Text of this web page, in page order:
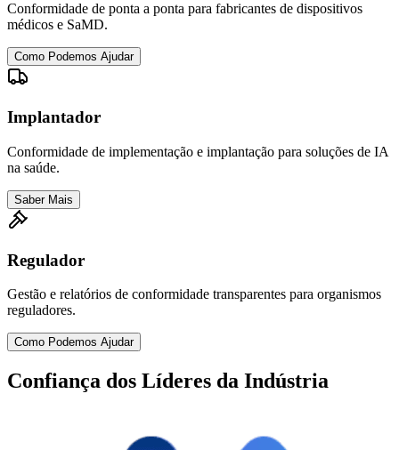
Conformidade de ponta a ponta para fabricantes de dispositivos
médicos e SaMD.
Como Podemos Ajudar
Implantador
Conformidade de implementação e implantação para soluções de IA
na saúde.
Saber Mais
Regulador
Gestão e relatórios de conformidade transparentes para organismos
reguladores.
Como Podemos Ajudar
Confiança dos Líderes da Indústria